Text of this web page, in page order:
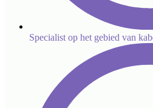
Specialist op het gebied van